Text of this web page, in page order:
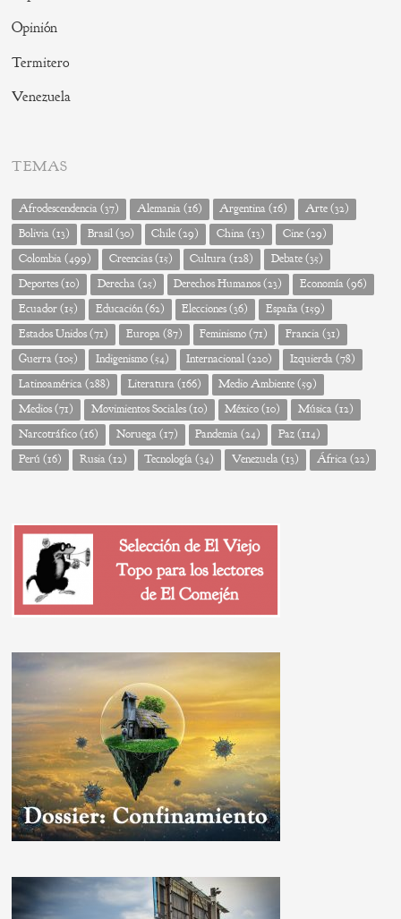
Opinión
Termitero
Venezuela
TEMAS
Afrodescendencia(37) Alemania(16) Argentina(16) Arte(32)
Bolivia(13) Brasil(30) Chile(29) China(13) Cine(29)
Colombia(499) Creencias(15) Cultura(128) Debate(35)
Deportes(10) Derecha(25) Derechos Humanos(23) Economía(96)
Ecuador(15) Educación(62) Elecciones(36) España(159)
Estados Unidos(71) Europa(87) Feminismo(71) Francia(31)
Guerra(105) Indigenismo(54) Internacional(220) Izquierda(78)
Latinoamérica(288) Literatura(166) Medio Ambiente(59)
Medios(71) Movimientos Sociales(10) México(10) Música(12)
Narcotráfico(16) Noruega(17) Pandemia(24) Paz(114)
Perú (16) Rusia(12) Tecnología(34) Venezuela(13) África(22)